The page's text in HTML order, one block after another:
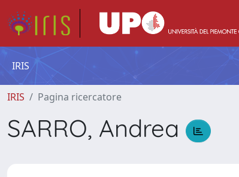
IRIS
IRIS Pagina ricercatore
SARRO, Andrea